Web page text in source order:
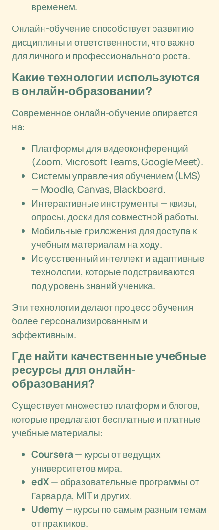
временем.
Онлайн-обучение способствует развитию
дисциплины и ответственности, что важно
для личного и профессионального роста.
Какие технологии используются
в онлайн-образовании?
Современное онлайн-обучение опирается
на:
Платформы для видеоконференций
(Zoom, Microsoft Teams, Google Meet).
Системы управления обучением (LMS)
— Moodle, Canvas, Blackboard.
Интерактивные инструменты — квизы,
опросы, доски для совместной работы.
Мобильные приложения для доступа к
учебным материалам на ходу.
Искусственный интеллект и адаптивные
технологии, которые подстраиваются
под уровень знаний ученика.
Эти технологии делают процесс обучения
более персонализированным и
эффективным.
Где найти качественные учебные
ресурсы для онлайн-
образования?
Существует множество платформ и блогов,
которые предлагают бесплатные и платные
учебные материалы:
Coursera— курсы от ведущих
университетов мира.
edX— образовательные программы от
Гарварда, MIT и других.
Udemy— курсы по самым разным темам
от практиков.